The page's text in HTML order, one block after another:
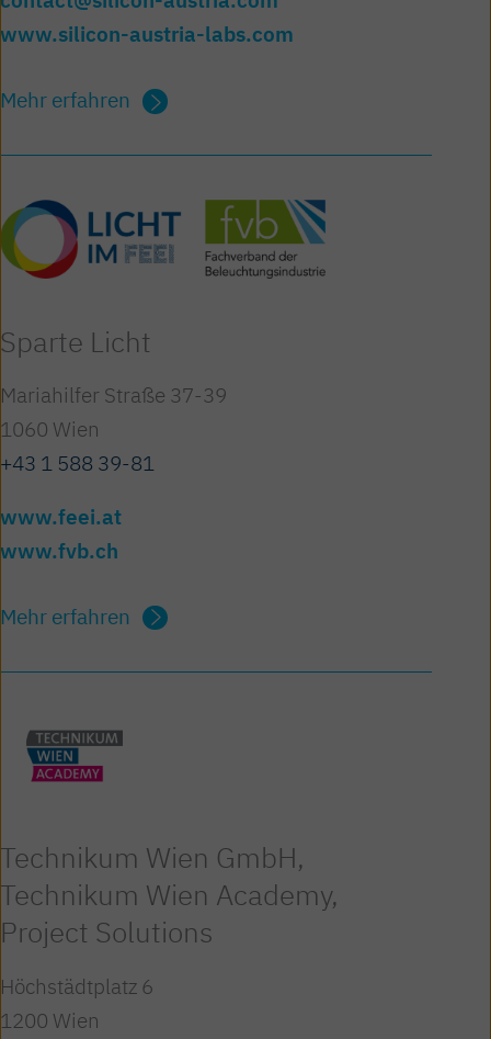
www.silicon-austria-labs.com
Mehr erfahren
Sparte Licht
Mariahilfer Straße 37-39
1060 Wien
+43 1 588 39-81
www.feei.at
www.fvb.ch
Mehr erfahren
Technikum Wien GmbH,
Technikum Wien Academy,
Project Solutions
Höchstädtplatz 6
1200 Wien